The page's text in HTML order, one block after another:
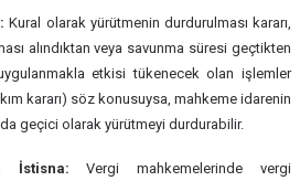
Kural olarak yürütmenin durdurulması kararı,
alındıktan veya savunma süresi geçtikten
etkisi tükenecek olan işlemler
kararı) söz konusuysa, mahkeme idarenin
da geçici olarak yürütmeyi durdurabilir.
İstisna: Vergi mahkemelerinde vergi